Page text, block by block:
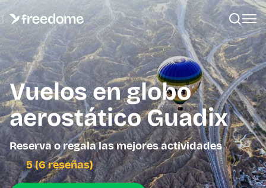
Vuelos en globo
aerostático Guadix
Reserva o regala las mejores actividades
5 (6 reseñas)